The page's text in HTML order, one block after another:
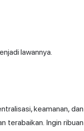
lawannya.
keamanan, dan
terabaikan. Ingin ribuan